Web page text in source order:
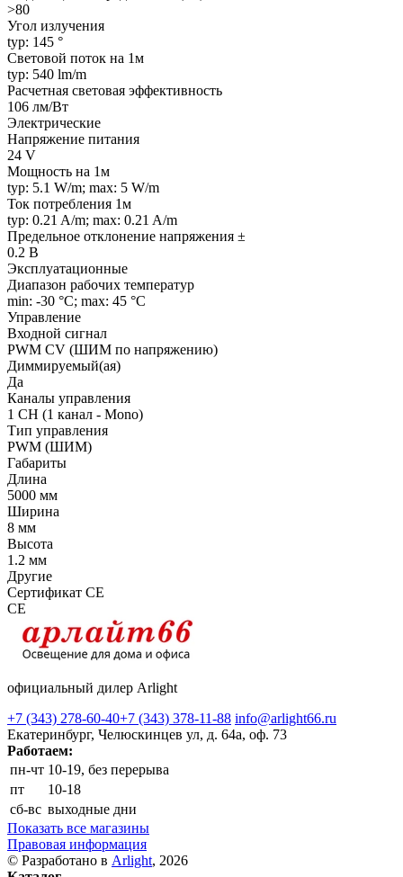
>80
Угол излучения
typ: 145 °
Световой поток на 1м
typ: 540 lm/m
Расчетная световая эффективность
106 лм/Вт
Электрические
Напряжение питания
24 V
Мощность на 1м
typ: 5.1 W/m; max: 5 W/m
Ток потребления 1м
typ: 0.21 A/m; max: 0.21 A/m
Предельное отклонение напряжения ±
0.2 В
Эксплуатационные
Диапазон рабочих температур
min: -30 °C; max: 45 °C
Управление
Входной сигнал
PWM СV (ШИМ по напряжению)
Диммируемый(ая)
Да
Каналы управления
1 CH (1 канал - Mono)
Тип управления
PWM (ШИМ)
Габариты
Длина
5000 мм
Ширина
8 мм
Высота
1.2 мм
Другие
Сертификат CE
CE
официальный дилер Arlight
+7 (343) 278-60-40+7 (343) 378-11-88 info@arlight66.ru
Екатеринбург, Челюскинцев ул, д. 64а, оф. 73
Работаем:
пн-чт 10-19, без перерыва
пт
10-18
сб-вс выходные дни
Показать все магазины
Правовая информация
© Разработано в Arlight, 2026